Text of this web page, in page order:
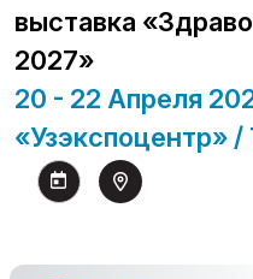
выставка
2027»
20 - 22 Апреля
«Узэкспоцентр»